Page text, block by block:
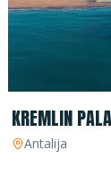
KREMLIN
Antalija